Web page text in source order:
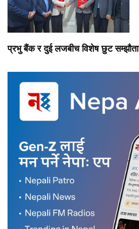
प्रभु बैंक र दुई लजबीच विशेष छुट सम्झौता